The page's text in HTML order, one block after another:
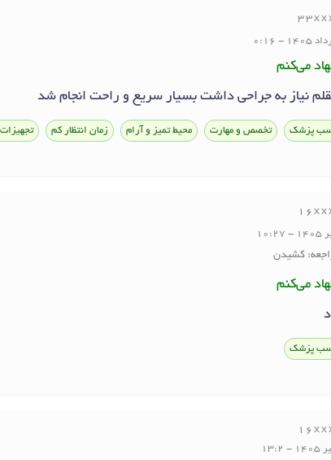
می‌کنم
نیاز به جراحی داشت بسیار سریع و راحت انجام شد
پزشک تخصص و مهارت محیط تمیز و آرام زمان انتظار کم
کشیدن
می‌کنم
پزشک